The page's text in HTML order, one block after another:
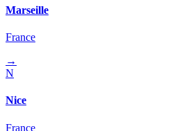
Marseille
France
→
N
Nice
France